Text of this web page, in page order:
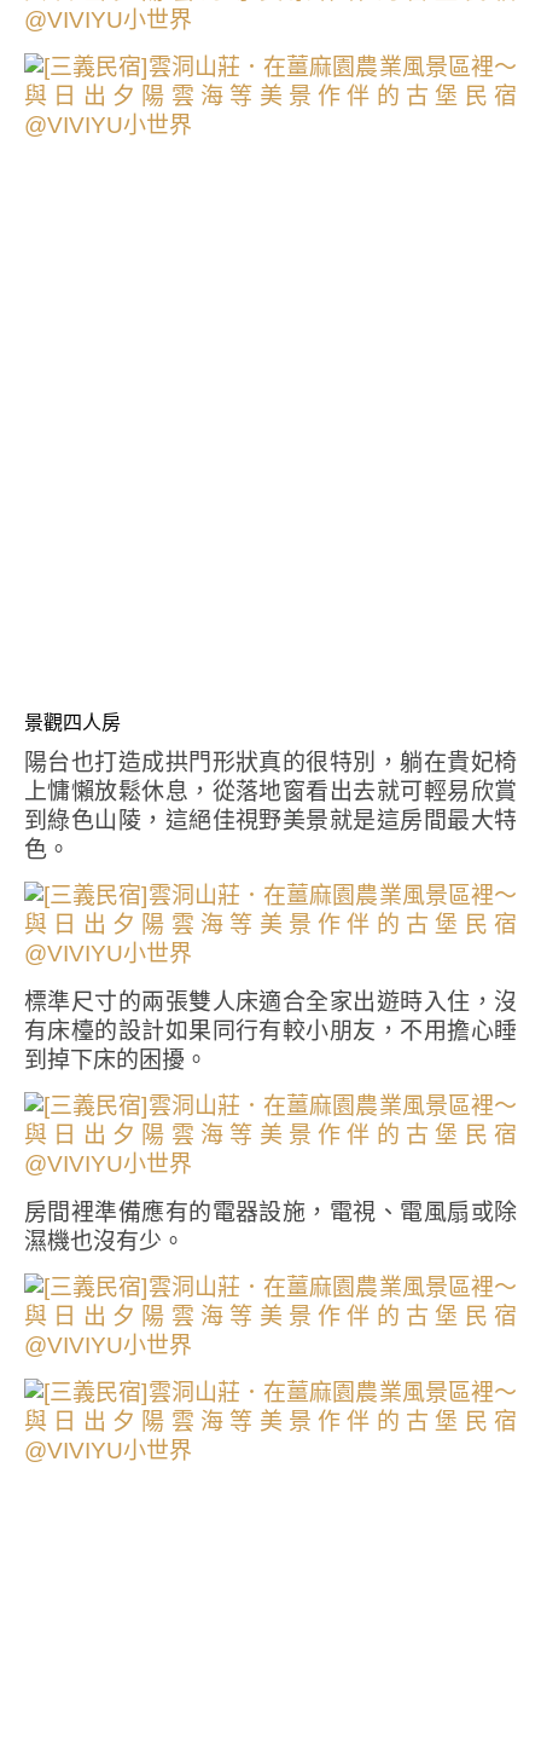
景觀四人房
陽台也打造成拱門形狀真的很特別，躺在貴妃椅
上慵懶放鬆休息，從落地窗看出去就可輕易欣賞
到綠色山陵，這絕佳視野美景就是這房間最大特
色。
標準尺寸的兩張雙人床適合全家出遊時入住，沒
有床檯的設計如果同行有較小朋友，不用擔心睡
到掉下床的困擾。
房間裡準備應有的電器設施，電視、電風扇或除
濕機也沒有少。